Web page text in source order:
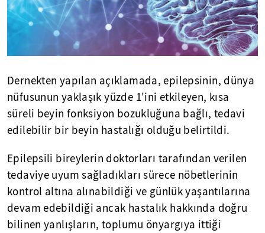
Dernekten yapılan açıklamada, epilepsinin, dünya
nüfusunun yaklaşık yüzde 1'ini etkileyen, kısa
süreli beyin fonksiyon bozukluğuna bağlı, tedavi
edilebilir bir beyin hastalığı olduğu belirtildi.
Epilepsili bireylerin doktorları tarafından verilen
tedaviye uyum sağladıkları sürece nöbetlerinin
kontrol altına alınabildiği ve günlük yaşantılarına
devam edebildiği ancak hastalık hakkında doğru
bilinen yanlışların, toplumu önyargıya ittiği